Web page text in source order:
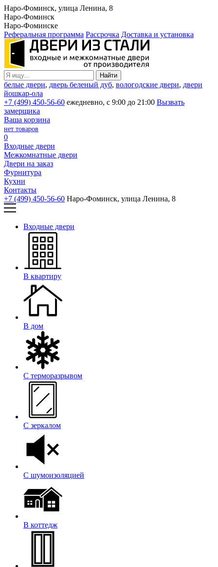
Наро-Фоминск, улица Ленина, 8
Наро-Фоминск
Наро-Фоминске
Реферальная программа Рассрочка Доставка и установка
белые двери, дверь беленый дуб, вологодские двери, двери
йошкар-ола
+7 (499) 450-56-60 ежедневно, с 9:00 до 21:00 Вызвать
замерщика
Ваша корзина
нет товаров
0
Входные двери
Межкомнатные двери
Двери на заказ
Фурнитура
Кухни
Контакты
+7 (499) 450-56-60 Наро-Фоминск, улица Ленина, 8
Входные двери
В квартиру
В дом
С терморазрывом
С зеркалом
С шумоизоляцией
В коттедж